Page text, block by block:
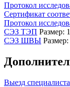
Протокол
Сертификат
Протокол
СЭЗ ТЭП Размер:
СЭЗ ШВЫ
Выезд специалиста